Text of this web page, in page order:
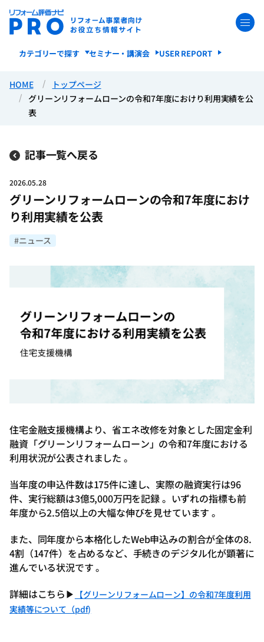
カテゴリーで探す セミナー・講演会 USER REPORT
HOME
トップページ
グリーンリフォームローンの令和7年度におけり利用実績を公
表
記事一覧へ戻る
2026.05.28
グリーンリフォームローンの令和7年度におけ
り利用実績を公表
#ニュース
住宅金融支援機構より、省エネ改修を対象とした固定金利
融資「グリーンリフォームローン」の令和7年度における
利用状況が公表されました 。
当年度の申込件数は175件に達し、実際の融資実行は96
件、実行総額は3億5,000万円を記録 。いずれの指標も前
年度から2.5倍以上の大幅な伸びを見せています 。
また、同年度から本格化したWeb申込みの割合が全体の8.
4割（147件）を占めるなど、手続きのデジタル化が顕著に
進んでいる状況です 。
詳細はこちら▶ 【グリーンリフォームローン】の令和7年度利用
実績等について（pdf)